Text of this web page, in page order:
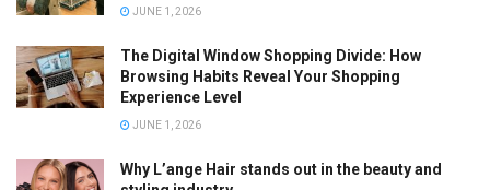
JUNE 1, 2026
The Digital Window Shopping Divide: How
Browsing Habits Reveal Your Shopping
Experience Level
JUNE 1, 2026
Why L’ange Hair stands out in the beauty and